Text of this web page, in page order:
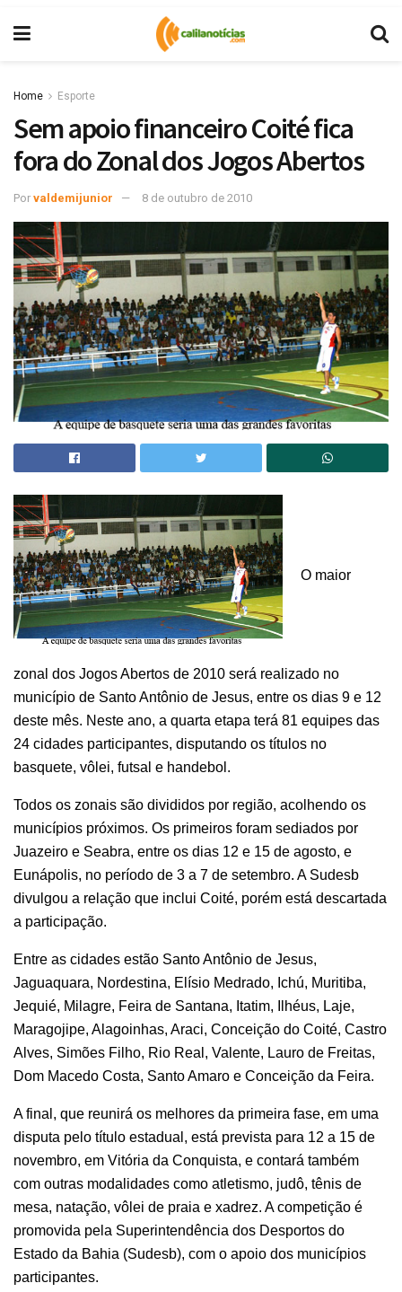
Home Esporte
Sem apoio financeiro Coité fica
fora do Zonal dos Jogos Abertos
Por valdemijunior 8 de outubro de 2010
O maior
zonal dos Jogos Abertos de 2010 será realizado no
município de Santo Antônio de Jesus, entre os dias 9 e 12
deste mês. Neste ano, a quarta etapa terá 81 equipes das
24 cidades participantes, disputando os títulos no
basquete, vôlei, futsal e handebol.
Todos os zonais são divididos por região, acolhendo os
municípios próximos. Os primeiros foram sediados por
Juazeiro e Seabra, entre os dias 12 e 15 de agosto, e
Eunápolis, no período de 3 a 7 de setembro. A Sudesb
divulgou a relação que inclui Coité, porém está descartada
a participação.
Entre as cidades estão Santo Antônio de Jesus,
Jaguaquara, Nordestina, Elísio Medrado, Ichú, Muritiba,
Jequié, Milagre, Feira de Santana, Itatim, Ilhéus, Laje,
Maragojipe, Alagoinhas, Araci, Conceição do Coité, Castro
Alves, Simões Filho, Rio Real, Valente, Lauro de Freitas,
Dom Macedo Costa, Santo Amaro e Conceição da Feira.
A final, que reunirá os melhores da primeira fase, em uma
disputa pelo título estadual, está prevista para 12 a 15 de
novembro, em Vitória da Conquista, e contará também
com outras modalidades como atletismo, judô, tênis de
mesa, natação, vôlei de praia e xadrez. A competição é
promovida pela Superintendência dos Desportos do
Estado da Bahia (Sudesb), com o apoio dos municípios
participantes.